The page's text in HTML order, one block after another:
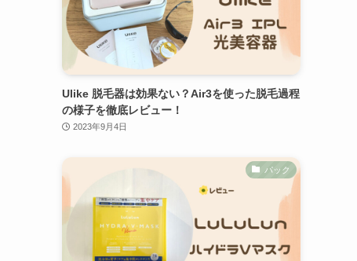
Ulike 脱毛器は効果ない？Air3を使った脱毛過程
の様子を徹底レビュー！
2023年9月4日
パック